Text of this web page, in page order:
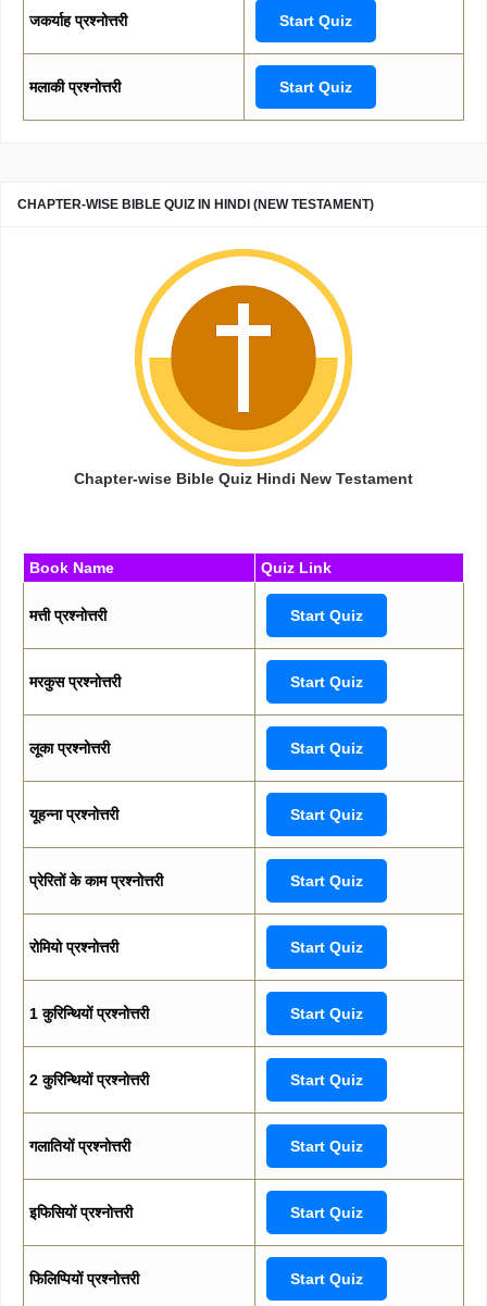
जकर्याह प्रश्नोत्तरी Start Quiz
मलाकी प्रश्नोत्तरी Start Quiz
CHAPTER-WISE BIBLE QUIZ IN HINDI (NEW TESTAMENT)
Chapter-wise Bible Quiz Hindi New Testament
Book Name Quiz Link
मत्ती प्रश्नोत्तरी Start Quiz
मरकुस प्रश्नोत्तरी Start Quiz
लूका प्रश्नोत्तरी Start Quiz
यूहन्ना प्रश्नोत्तरी Start Quiz
प्रेरितों के काम प्रश्नोत्तरी Start Quiz
रोमियो प्रश्नोत्तरी Start Quiz
1 कुरिन्थियों प्रश्नोत्तरी Start Quiz
2 कुरिन्थियों प्रश्नोत्तरी Start Quiz
गलातियों प्रश्नोत्तरी Start Quiz
इफिसियों प्रश्नोत्तरी Start Quiz
फिलिप्पियों प्रश्नोत्तरी Start Quiz